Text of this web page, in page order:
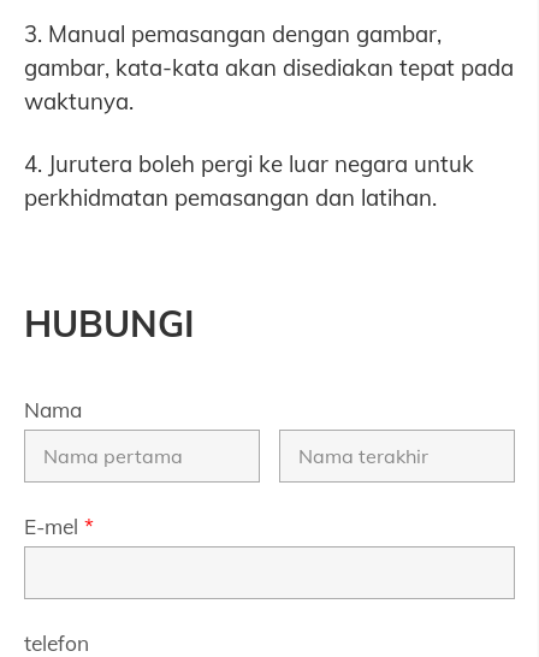
3. Manual pemasangan dengan gambar,
gambar, kata-kata akan disediakan tepat pada
waktunya.
4. Jurutera boleh pergi ke luar negara untuk
perkhidmatan pemasangan dan latihan.
HUBUNGI
Nama
E-mel *
telefon